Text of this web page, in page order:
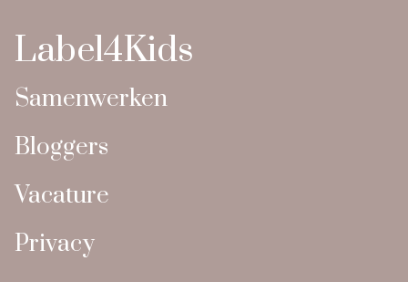
Label4Kids
Samenwerken
Bloggers
Vacature
Privacy